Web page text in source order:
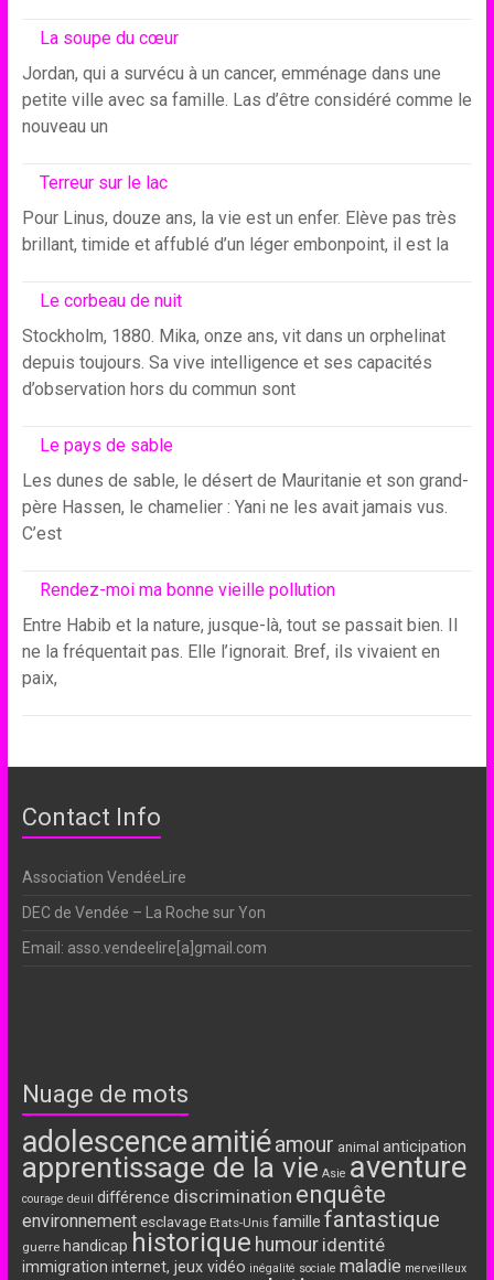
La soupe du cœur
Jordan, qui a survécu à un cancer, emménage dans une
petite ville avec sa famille. Las d’être considéré comme le
nouveau un
Terreur sur le lac
Pour Linus, douze ans, la vie est un enfer. Elève pas très
brillant, timide et affublé d’un léger embonpoint, il est la
Le corbeau de nuit
Stockholm, 1880. Mika, onze ans, vit dans un orphelinat
depuis toujours. Sa vive intelligence et ses capacités
d’observation hors du commun sont
Le pays de sable
Les dunes de sable, le désert de Mauritanie et son grand-
père Hassen, le chamelier : Yani ne les avait jamais vus.
C’est
Rendez-moi ma bonne vieille pollution
Entre Habib et la nature, jusque-là, tout se passait bien. Il
ne la fréquentait pas. Elle l’ignorait. Bref, ils vivaient en
paix,
Contact Info
Association VendéeLire
DEC de Vendée – La Roche sur Yon
Email: asso.vendeelire[a]gmail.com
Nuage de mots
adolescenceamitiéamour animal anticipation
apprentissage de la vie Asie aventure
courage deuil différence discrimination enquête
environnement esclavage Etats-Unis famille fantastique
guerre handicap historique humour identité
immigration internet, jeux vidéo inégalité sociale maladie merveilleux